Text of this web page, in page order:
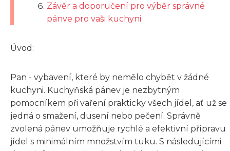
Závěr a doporučení pro výběr správné
pánve pro vaši kuchyni.
Úvod:
Pan - vybavení, které by nemělo chybět v žádné
kuchyni. Kuchyňská pánev je nezbytným
pomocníkem při vaření prakticky všech jídel, ať už se
jedná o smažení, dusení nebo pečení. Správně
zvolená pánev umožňuje rychlé a efektivní přípravu
jídel s minimálním množstvím tuku. S následujícími